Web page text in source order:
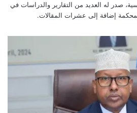
صدر له العديد من التقارير والدراسات في
إضافة إلى عشرات المقالات.